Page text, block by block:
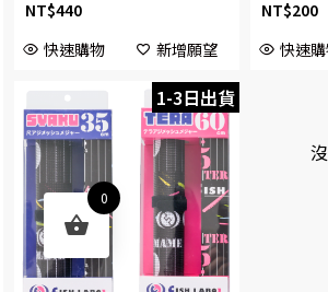
NT$440
快速購物
新增願望
NT$200
快速
1-3日出貨
0